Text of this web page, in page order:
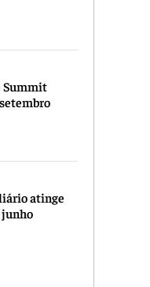
Summit
atinge
junho